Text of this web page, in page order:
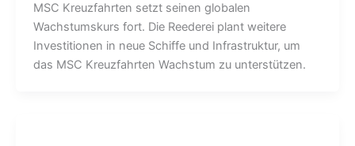
MSC Kreuzfahrten setzt seinen globalen
Wachstumskurs fort. Die Reederei plant weitere
Investitionen in neue Schiffe und Infrastruktur, um
das MSC Kreuzfahrten Wachstum zu unterstützen.